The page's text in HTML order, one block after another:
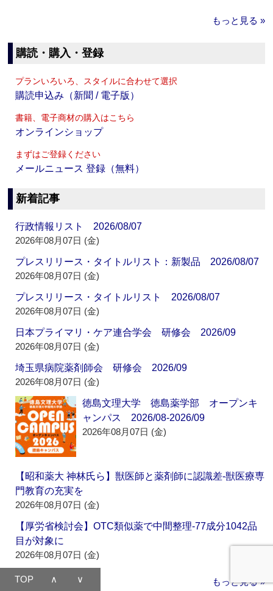
もっと見る »
購読・購入・登録
プランいろいろ、スタイルに合わせて選択
購読申込み（新聞 / 電子版）
書籍、電子商材の購入はこちら
オンラインショップ
まずはご登録ください
メールニュース 登録（無料）
新着記事
行政情報リスト 2026/08/07
2026年08月07日 (金)
プレスリリース・タイトルリスト：新製品 2026/08/07
2026年08月07日 (金)
プレスリリース・タイトルリスト 2026/08/07
2026年08月07日 (金)
日本プライマリ・ケア連合学会 研修会 2026/09
2026年08月07日 (金)
埼玉県病院薬剤師会 研修会 2026/09
2026年08月07日 (金)
徳島文理大学 徳島薬学部 オープンキ
ャンパス 2026/08-2026/09
2026年08月07日 (金)
【昭和薬大 神林氏ら】獣医師と薬剤師に認識差‐獣医療専
門教育の充実を
2026年08月07日 (金)
【厚労省検討会】OTC類似薬で中間整理‐77成分1042品
目が対象に
2026年08月07日 (金)
もっと見る »
TOP ∧ ∨